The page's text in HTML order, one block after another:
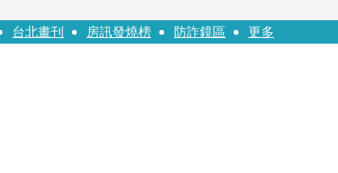
聯高層隱匿鐵證曝光
台北畫刊 房訊發燒榜 防詐鏡區 更多